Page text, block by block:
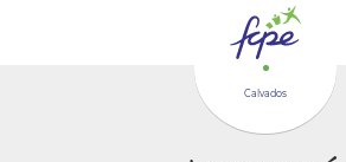
Calvados
Panneau de gestion des cookies